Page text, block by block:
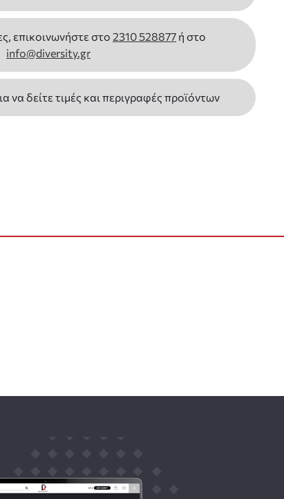
επικοινωνήστε στο 2310 528877 ή στο
info@diversity.gr
να δείτε τιμές και περιγραφές προϊόντων